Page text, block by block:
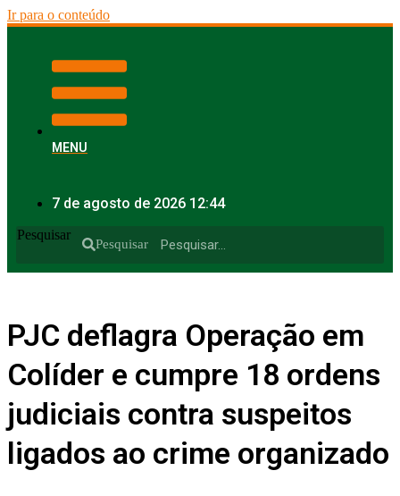
Ir para o conteúdo
MENU
7 de agosto de 2026 12:44
Pesquisar
Pesquisar
PJC deflagra Operação em
Colíder e cumpre 18 ordens
judiciais contra suspeitos
ligados ao crime organizado